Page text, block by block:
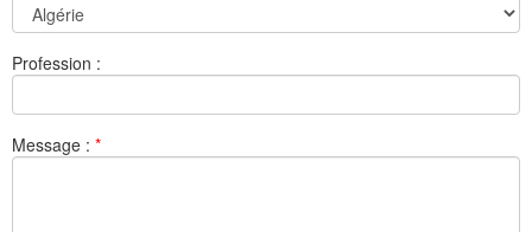
Profession :
Message : *